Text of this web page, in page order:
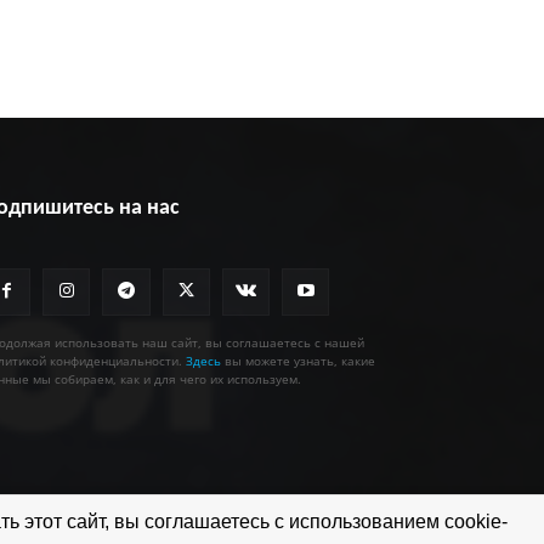
на нас
использовать наш сайт, вы соглашаетесь с нашей
конфиденциальности. Здесь вы можете узнать, какие
мы собираем, как и для чего их используем.
этот сайт, вы соглашаетесь с использованием cookie-